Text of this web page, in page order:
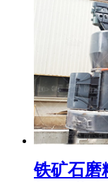
铁矿石磨